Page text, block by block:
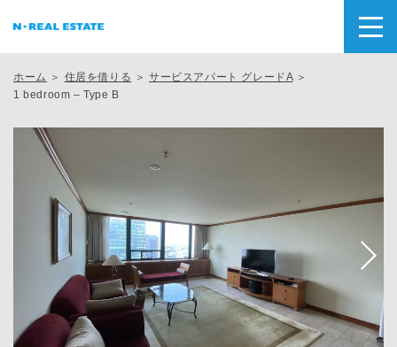
ホーム ＞ 住居を借りる ＞サービスアパート グレードA＞
1 bedroom – Type B